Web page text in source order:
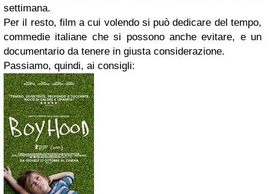
settimana.
Per il resto, film a cui volendo si può dedicare del tempo,
commedie italiane che si possono anche evitare, e un
documentario da tenere in giusta considerazione.
Passiamo, quindi, ai consigli: